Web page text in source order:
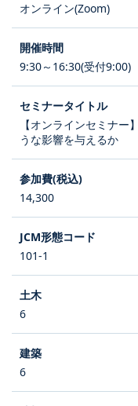
オンライン(Zoom)
9:30～16:30(受付9:00)
【オンラインセミナ
うな影響を与えるか
14,300
101-1
6
6